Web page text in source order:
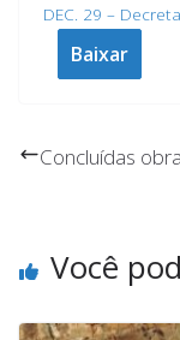
DEC. 29 –
Baixar
Concluídas
Você